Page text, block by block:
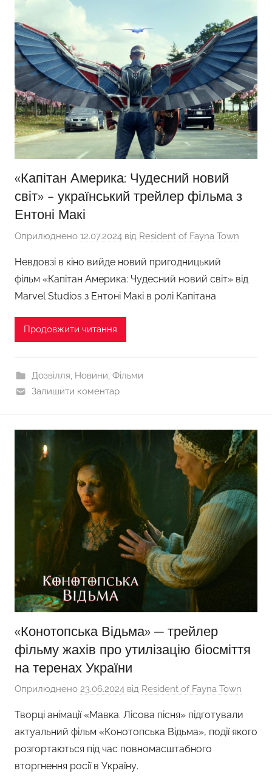
«Капітан Америка: Чудесний новий
світ» – український трейлер фільма з
Ентоні Макі
Оприлюднено 12.07.2024 від Resident of Fayna Town
Невдовзі в кіно вийде новий пригодницький
фільм «Капітан Америка: Чудесний новий світ» від
Marvel Studios з Ентоні Макі в ролі Капітана
Продовжити читання
Дозвілля Новини Фільми
Залишити коментар
«Конотопська Відьма» ─ трейлер
фільму жахів про утилізацію біосміття
на теренах України
Оприлюднено 23.06.2024 від Resident of Fayna Town
Творці анімації «Мавка. Лісова пісня» підготували
актуальний фільм «Конотопська Відьма», події якого
розгортаються під час повномасштабного
вторгнення росії в Україну.